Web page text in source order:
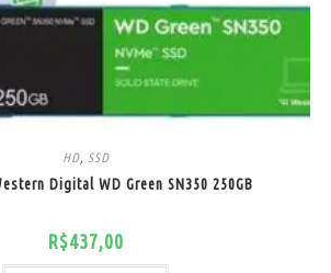
HD, SSD
Digital WD Green SN350 250GB
R$437,00